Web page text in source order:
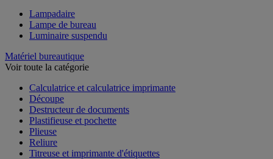
Lampadaire
Lampe de bureau
Luminaire suspendu
Matériel bureautique
Voir toute la catégorie
Calculatrice et calculatrice imprimante
Découpe
Destructeur de documents
Plastifieuse et pochette
Plieuse
Reliure
Titreuse et imprimante d'étiquettes